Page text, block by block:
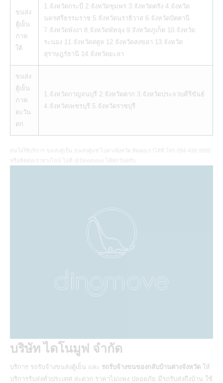
ขนส่ง
ตู้เย็น
ภาค
ใต้
1.จังหวัดกระบี่ 2.จังหวัดชุมพร 3.จังหวัดตรัง 4.จังหวัด
นครศรีธรรมราช 5.จังหวัดนราธิวาส 6.จังหวัดปัตตานี
7.จังหวัดพังงา 8.จังหวัดพัทลุง 9.จังหวัดภูเก็ต 10.จังหวัด
ระนอง 11.จังหวัดสตูล 12.จังหวัดสงขลา 13.จังหวัด
สุราษฎร์ธานี 14.จังหวัดยะลา
ขนส่ง
ตู้เย็น
ภาค
ตะวัน
ตก
1.จังหวัดกาญจนบุรี 2.จังหวัดตาก 3.จังหวัดประจวบคีรีขันธ์
4.จังหวัดเพชรบุรี 5.จังหวัดราชบุรี
สนใจใช้บริการ ขนส่งตู้เย็น,ขนส่งตู้แช่ ไปต่างจังหวัด ติดต่อเราได้ที่ โทร.094-438-9999
หรือติดต่อเราทางไลน์ ไอดี @Dinomove ได้ทุกวันครับ
บริษัท ไดโนมูฟ จำกัด
บริการ รถรับจ้างขนส่งตู้เย็น และ รถรับจ้างขนของกลับบ้านต่างจังหวัด ให้
บริการรับส่งทั่วประเทศ สะดวก ราคาไม่แพง ปลอดภัย มีรถรับส่งถึงบ้าน ใช้